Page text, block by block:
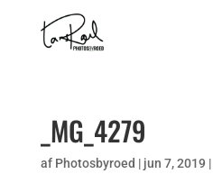
_MG_4279
af Photosbyroed | jun 7, 2019 |